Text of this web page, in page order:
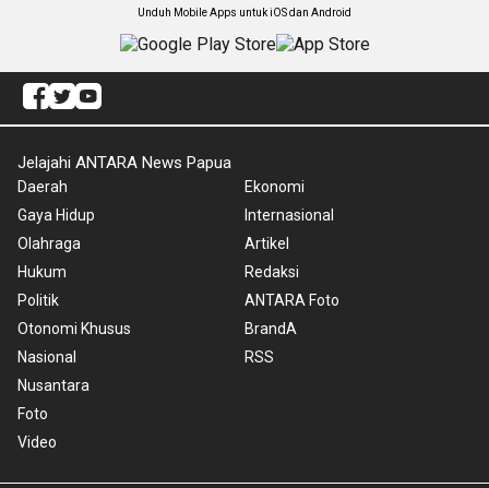
Unduh Mobile Apps untuk iOS dan Android
Jelajahi ANTARA News Papua
Daerah
Gaya Hidup
Olahraga
Hukum
Politik
Otonomi Khusus
Nasional
Nusantara
Foto
Video
Ekonomi
Internasional
Artikel
Redaksi
ANTARA Foto
BrandA
RSS